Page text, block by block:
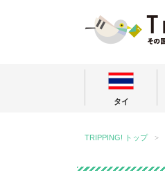
タイ
TRIPPING! トップ